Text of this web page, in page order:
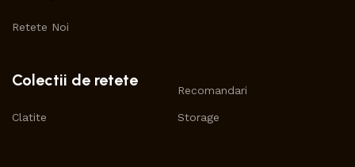
Retete Noi
Colectii de retete
Clatite
Recomandari
Storage